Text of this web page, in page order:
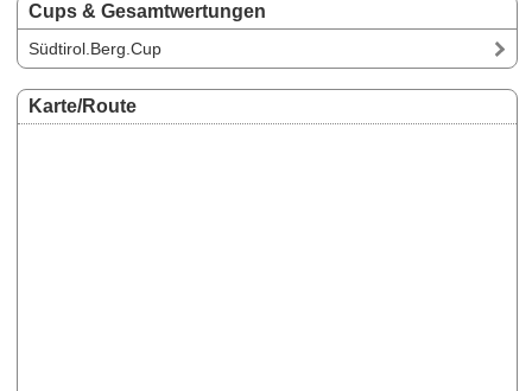
Cups & Gesamtwertungen
Südtirol.Berg.Cup
Karte/Route